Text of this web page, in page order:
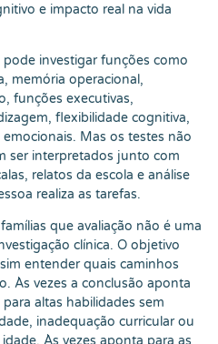
e impacto real na vida
investigar funções como
memória operacional,
funções executivas,
flexibilidade cognitiva,
Mas os testes não
ser interpretados junto com
relatos da escola e análise
realiza as tarefas.
que avaliação não é uma
clínica. O objetivo
entender quais caminhos
Às vezes a conclusão aponta
altas habilidades sem
inadequação curricular ou